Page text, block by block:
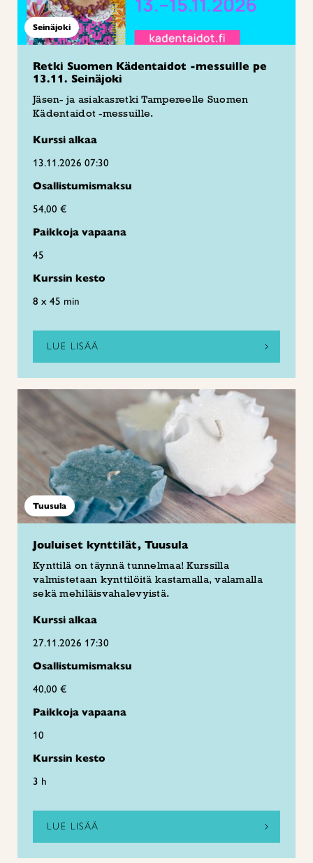
Seinäjoki
Retki Suomen Kädentaidot -messuille pe
13.11. Seinäjoki
Jäsen- ja asiakasretki Tampereelle Suomen
Kädentaidot -messuille.
Kurssi alkaa
13.11.2026 07:30
Osallistumismaksu
54,00 €
Paikkoja vapaana
45
Kurssin kesto
8 x 45 min
LUE LISÄÄ
Tuusula
Jouluiset kynttilät, Tuusula
Kynttilä on täynnä tunnelmaa! Kurssilla
valmistetaan kynttilöitä kastamalla, valamalla
sekä mehiläisvahalevyistä.
Kurssi alkaa
27.11.2026 17:30
Osallistumismaksu
40,00 €
Paikkoja vapaana
10
Kurssin kesto
3 h
LUE LISÄÄ